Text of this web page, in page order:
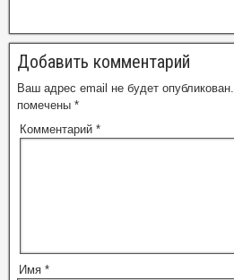
Добавить комментарий
Ваш адрес email не будет опубликован.
помечены *
Комментарий *
Имя *